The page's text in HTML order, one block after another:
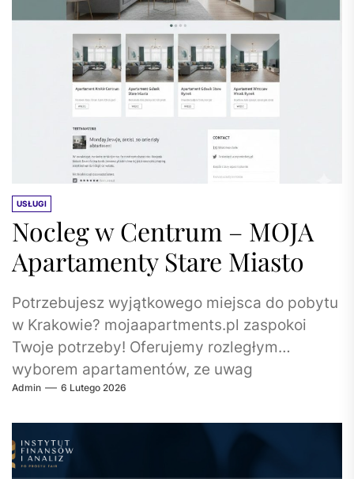
USŁUGI
Nocleg w Centrum – MOJA
Apartamenty Stare Miasto
Potrzebujesz wyjątkowego miejsca do pobytu
w Krakowie? mojaapartments.pl zaspokoi
Twoje potrzeby! Oferujemy rozległym
wyborem apartamentów, ze uwag
Admin 6 Lutego 2026